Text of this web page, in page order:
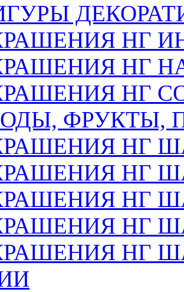
НГ
НГ
НГ
ФРУКТЫ,
НГ
НГ
НГ
НГ
НГ